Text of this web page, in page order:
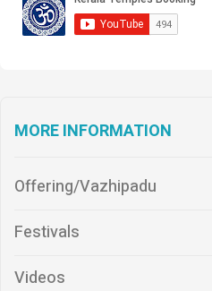
MORE INFORMATION
Offering/Vazhipadu
Festivals
Videos